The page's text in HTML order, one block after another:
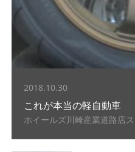
2018.10.30
これが本当の軽自動車
ホイールズ川崎産業道路店